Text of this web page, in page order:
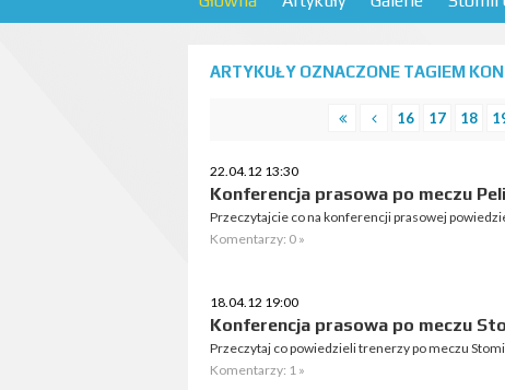
ARTYKUŁY OZNACZONE TAGIEM
16 17 18
22.04.12 13:30
Konferencja prasowa po meczu
Przeczytajcie co na konferencji prasowej
Komentarzy: 0 »
18.04.12 19:00
Konferencja prasowa po meczu
Przeczytaj co powiedzieli trenerzy po meczu
Komentarzy: 1 »